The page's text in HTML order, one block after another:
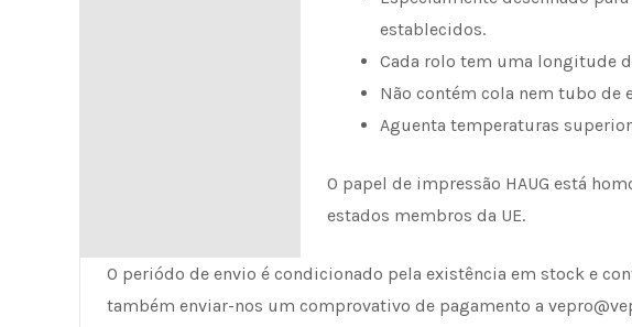
establecidos.
Cada rolo tem uma longitude
Não contém cola nem tubo
Aguenta temperaturas
O papel de impressão HAUG está
estados membros da UE.
O periódo de envio é condicionado pela existência em stock e
também enviar-nos um comprovativo de pagamento a